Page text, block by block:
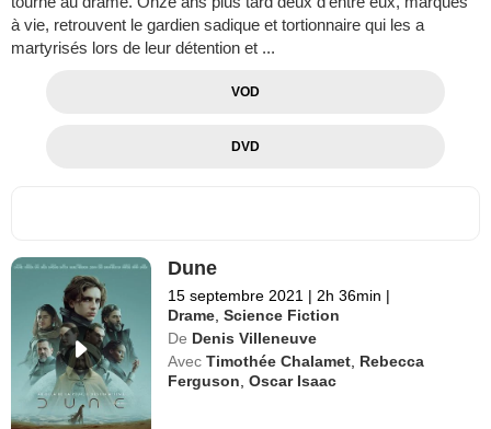
à vie, retrouvent le gardien sadique et tortionnaire qui les a
martyrisés lors de leur détention et ...
VOD
DVD
Dune
15 septembre 2021 | 2h 36min |
Drame ,Science Fiction
De Denis Villeneuve
Avec Timothée Chalamet Rebecca
Ferguson ,Oscar Isaac